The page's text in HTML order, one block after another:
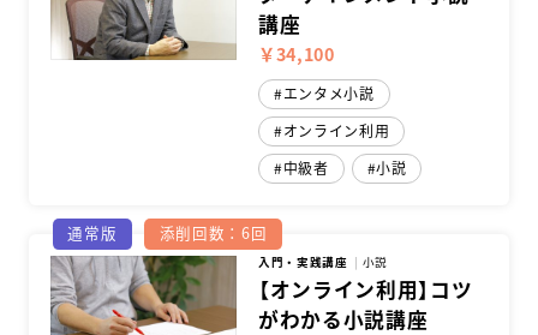
講座
￥34,100
エンタメ小説
オンライン利用
中級者
小説
通常版 添削回数：6回
入門・実践講座 小説
【オンライン利用】コツ
がわかる小説講座